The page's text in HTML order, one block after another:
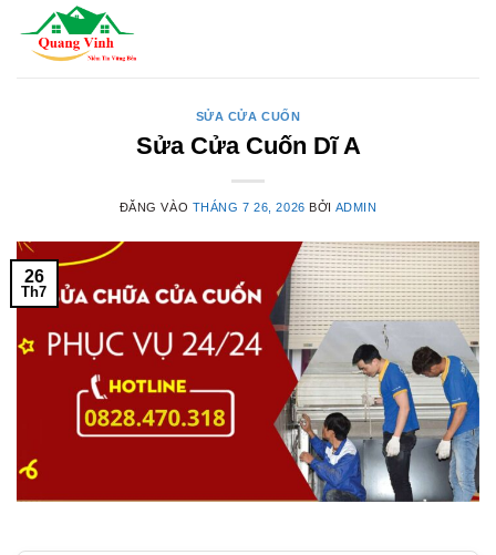
qua
SỬA CỬA CUỐN
Sửa Cửa Cuốn Dĩ A
ĐĂNG VÀO THÁNG 7 26, 2026 BỞI ADMIN
26
Th7